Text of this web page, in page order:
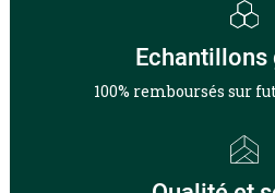
100% remboursés sur